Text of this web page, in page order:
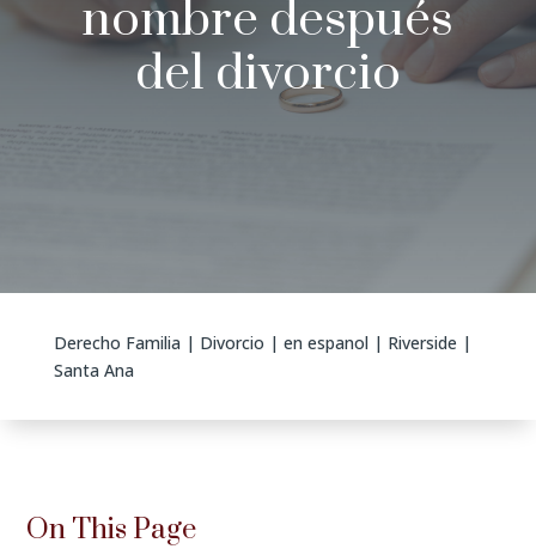
nombre después
del divorcio
Derecho Familia | Divorcio | en espanol | Riverside |
Santa Ana
On This Page